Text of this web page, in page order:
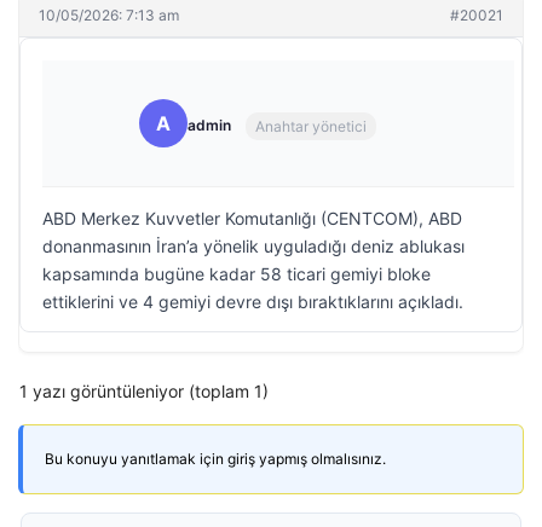
10/05/2026: 7:13 am #20021
A admin Anahtar yönetici
ABD Merkez Kuvvetler Komutanlığı (CENTCOM), ABD
donanmasının İran’a yönelik uyguladığı deniz ablukası
kapsamında bugüne kadar 58 ticari gemiyi bloke
ettiklerini ve 4 gemiyi devre dışı bıraktıklarını açıkladı.
1 yazı görüntüleniyor (toplam 1)
Bu konuyu yanıtlamak için giriş yapmış olmalısınız.